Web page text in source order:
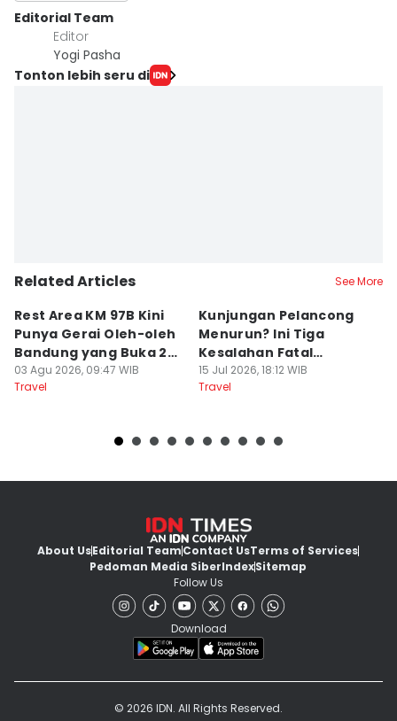
Editorial Team
Editor
Yogi Pasha
Tonton lebih seru di
Related Articles See More
Rest Area KM 97B Kini
Punya Gerai Oleh-oleh
Bandung yang Buka 24
Jam
03 Agu 2026, 09:47 WIB
Travel
Kunjungan Pelancong
Menurun? Ini Tiga
Kesalahan Fatal
Pengelola Wisata
15 Jul 2026, 18:12 WIB
Travel
About UsEditorial TeamContact UsTerms of Services
Pedoman Media SiberIndexSitemap
Follow Us
Download
© 2026 IDN. All Rights Reserved.